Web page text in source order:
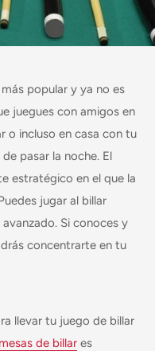
popular y ya no es
juegues con amigos en
o incluso en casa con tu
pasar la noche. El
estratégico en el que la
jugar al billar
Si conoces y
concentrarte en tu
llevar tu juego de billar
mesas de billar es